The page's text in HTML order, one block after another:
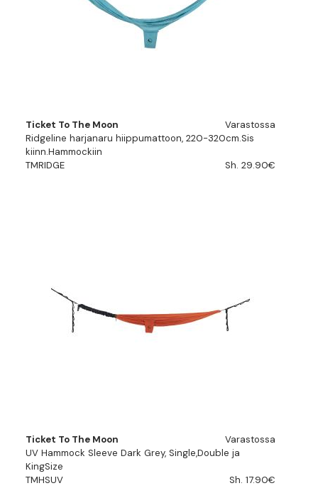
Ticket To The Moon
Varastossa
Ridgeline harjanaru hiippumattoon, 220-320cm.Sis
kiinn.Hammockiin
TMRIDGE
Sh. 29.90€
Ticket To The Moon
Varastossa
UV Hammock Sleeve Dark Grey, Single,Double ja
KingSize
TMHSUV
Sh. 17.90€